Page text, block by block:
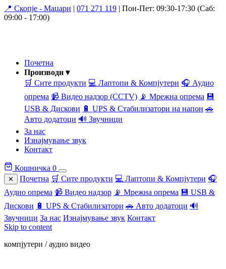
📍 Скопје - Маџари | 071 271 119 | Пон-Пет: 09:30-17:30 (Саб:
09:00 - 17:00)
Почетна
Производи ▾
🛒 Сите продукти 💻 Лаптопи & Компјутери 🎧 Аудио
опрема 📹 Видео надзор (CCTV) 📡 Мрежна опрема 💾
USB & Дискови 🔋 UPS & Стабилизатори на напон 🚗
Авто додатоци 🔊 Звучници
За нас
Изнајмување звук
Контакт
Кошничка 0
✕ Почетна 🛒 Сите продукти 💻 Лаптопи & Компјутери 🎧
Аудио опрема 📹 Видео надзор 📡 Мрежна опрема 💾 USB &
Дискови 🔋 UPS & Стабилизатори 🚗 Авто додатоци 🔊
Звучници За нас Изнајмување звук Контакт
Skip to content
компјутери / аудио видео